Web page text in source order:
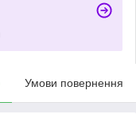
Умови повернення